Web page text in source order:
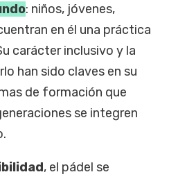
: niños, jóvenes,
en él una práctica
carácter inclusivo y la
han sido claves en su
de formación que
se integren
, el pádel se